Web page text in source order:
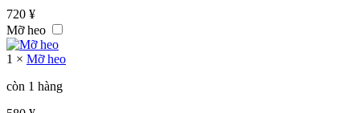
720 ¥
Mỡ heo
1 × Mỡ heo
còn 1 hàng